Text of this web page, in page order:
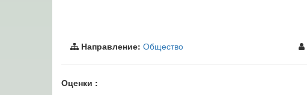
Направление: Общество
Оценки :